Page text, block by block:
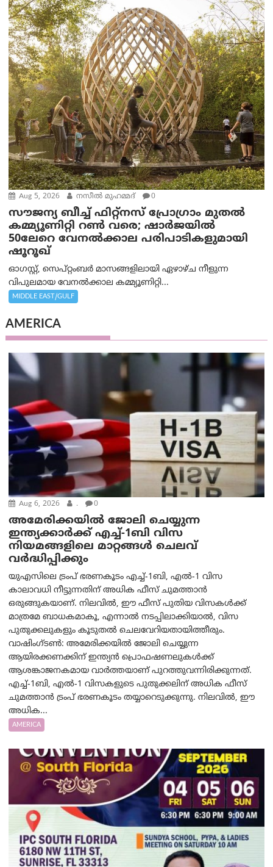
Aug 5, 2026 നസീല്‍ മുഹമ്മദ് 0
സൗജന്യ ബീച്ച് ഫിറ്റ്നസ് പ്രോ​ഗ്രാം മുതൽ
കമ്മ്യൂണിറ്റി റൺ വരെ; ഷാർജയിൽ
50ലേറെ വേനൽക്കാല പരിപാടികളുമായി
ഷൂറൂഖ്
ഓഗസ്റ്റ്, സെപ്റ്റംബർ മാസങ്ങളിലായി ഏഴാഴ്ച നീളുന്ന
വിപുലമായ വേനൽക്കാല കമ്മ്യൂണിറ്റി...
MIDDLE EAST/GULF
AMERICA
Aug 6, 2026 . 0
അമേരിക്കയില്‍ ജോലി ചെയ്യുന്ന
ഇന്ത്യക്കാർക്ക് എച്ച്-1ബി വിസ
നിയമങ്ങളിലെ മാറ്റങ്ങൾ ചെലവ്
വർദ്ധിപ്പിക്കും
യുഎസിലെ ട്രംപ് ഭരണകൂടം എച്ച്-1ബി, എൽ-1 വിസ
കാലാവധി നീട്ടുന്നതിന് അധിക ഫീസ് ചുമത്താൻ
ഒരുങ്ങുകയാണ്. നിലവിൽ, ഈ ഫീസ് പുതിയ വിസകൾക്ക്
മാത്രമേ ബാധകമാകൂ, എന്നാൽ നടപ്പിലാക്കിയാൽ, വിസ
പുതുക്കലുകളും കൂടുതൽ ചെലവേറിയതായിത്തീരും.
വാഷിംഗ്ടണ്‍: അമേരിക്കയില്‍ ജോലി ചെയ്യുന്ന
ആയിരക്കണക്കിന് ഇന്ത്യൻ പ്രൊഫഷണലുകൾക്ക്
ആശങ്കാജനകമായ വാർത്തയാണ് പുറത്തുവന്നിരിക്കുന്നത്.
എച്ച്-1ബി, എൽ-1 വിസകളുടെ പുതുക്കലിന് അധിക ഫീസ്
ചുമത്താൻ ട്രംപ് ഭരണകൂടം തയ്യാറെടുക്കുന്നു. നിലവിൽ, ഈ
അധിക...
AMERICA